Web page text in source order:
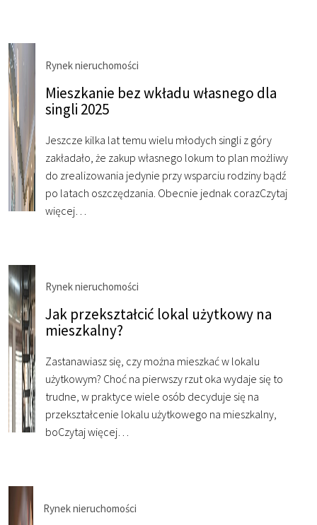
Rynek nieruchomości
Mieszkanie bez wkładu własnego dla
singli 2025
Jeszcze kilka lat temu wielu młodych singli z góry
zakładało, że zakup własnego lokum to plan możliwy
do zrealizowania jedynie przy wsparciu rodziny bądź
po latach oszczędzania. Obecnie jednak corazCzytaj
więcej…
Rynek nieruchomości
Jak przekształcić lokal użytkowy na
mieszkalny?
Zastanawiasz się, czy można mieszkać w lokalu
użytkowym? Choć na pierwszy rzut oka wydaje się to
trudne, w praktyce wiele osób decyduje się na
przekształcenie lokalu użytkowego na mieszkalny,
boCzytaj więcej…
Rynek nieruchomości